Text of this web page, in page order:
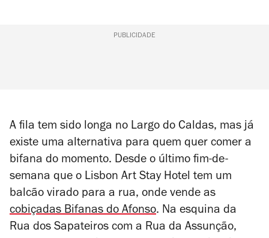
PUBLICIDADE
A fila tem sido longa no Largo do Caldas, mas já
existe uma alternativa para quem quer comer a
bifana do momento. Desde o último fim-de-
semana que o Lisbon Art Stay Hotel tem um
balcão virado para a rua, onde vende as
cobiçadas Bifanas do Afonso. Na esquina da
Rua dos Sapateiros com a Rua da Assunção,